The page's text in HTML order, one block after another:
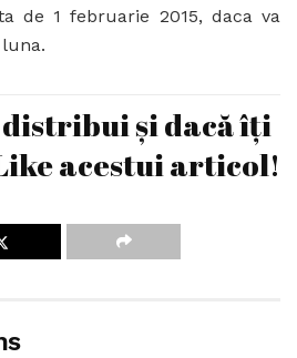
de 1 februarie 2015, daca va
distribui și dacă îți
acestui articol!